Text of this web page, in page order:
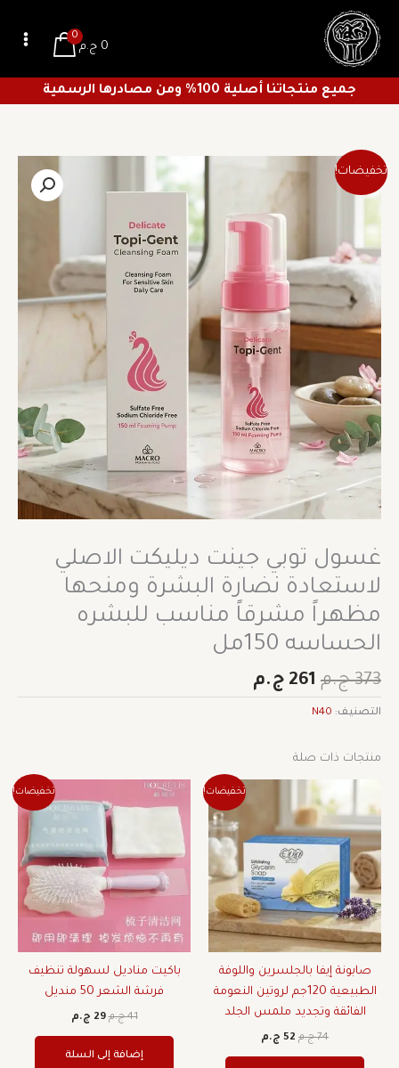
المحتوى
0 ج.م
0
جميع منتجاتنا أصلية 100% ومن مصادرها الرسمية
تخفيضات!
غسول توبي جينت ديليكت الاصلي
لاستعادة نضارة البشرة ومنحها
مظهراً مشرقاً مناسب للبشره
الحساسه 150مل
373 ج.م
الأصلي
261 ج.م
السعر
الحالي
261 ج.م.
التصنيف: N40
منتجات ذات صلة
تخفيضات!
صابونة إيفا بالجلسرين واللوفة
الطبيعية 120جم لروتين النعومة
الفائقة وتجديد ملمس الجلد
74 ج.م
هو:
74 ج.م.
52 ج.م
السعر
الحالي
تخفيضات!
باكيت مناديل لسهولة تنظيف
فرشة الشعر 50 منديل
41 ج.م
الأصلي
هو:
29 ج.م
السعر
الحالي
29 ج.م.
إضافة إلى السلة